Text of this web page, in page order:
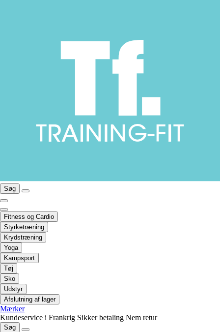
Søg
Fitness og Cardio
Styrketræning
Krydstræning
Yoga
Kampsport
Tøj
Sko
Udstyr
Afslutning af lager
Mærker
Kundeservice i Frankrig Sikker betaling Nem retur
Søg